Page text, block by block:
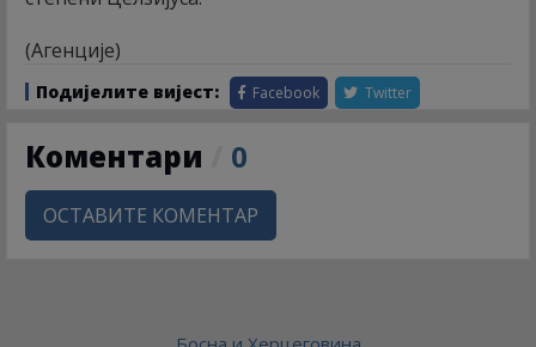
(Агенције)
Подијелите вијест: Facebook Twitter
Коментари 0
ОСТАВИТЕ КОМЕНТАР